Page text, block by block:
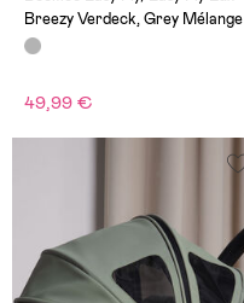
Breezy Verdeck, Grey Mélange
49,99 €